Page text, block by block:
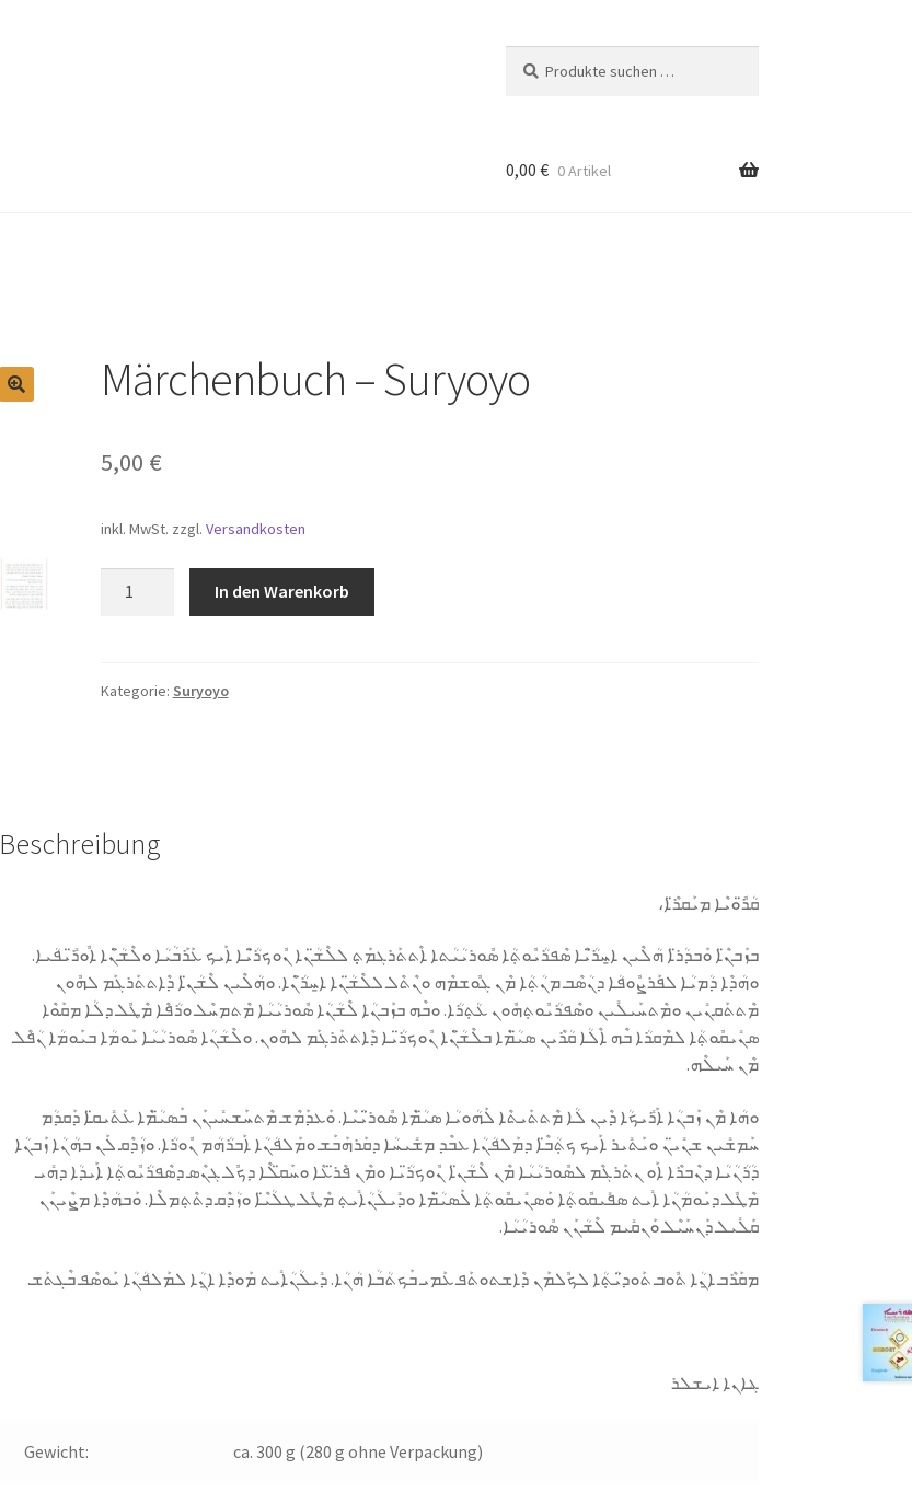
nach:
0,00 € 0 Artikel
Märchenbuch – Suryoyo
5,00 €
inkl. MwSt. zzgl. Versandkosten
In den Warenkorb
Kategorie: Suryoyo
Beschreibung
ܩܳܪ̈ܽܘܝܶܐ ܡܝܰܩܪ̈ܶܐ،
ܒܙܰܒܢ̈ܶܐ ܘܰܒܕܳܪ̈ܐ ܗܳܠܶܝܢ ܐ̱ܚܪ̈ܳܝܶܐ ܣܶܦܪܳܝܽܘܬܼܳܐ ܣܽܘܪܝܳܝܳܬܐ ܐܶܬܬܰܪܓܡܰܬܼ݀ ܠܠܶܫ̈ܳܢܐ ܢܽܘܟܪ̈ܳܝܶܐ ܐܰܝܟ ܥܰܪܰܒܳܝܳܐ ܘܠܶܫ̈ܳܢܶܐ ܐܽܘܪ̈ܺܝܦܳܝܐ.
ܘܗܳܕܶܐ ܕܳܡܝܳܐ ܠܦܰܪܨܽܘܦܳܐ ܕܢܳܣܶܒ ܡܢܳܬܼܳܐ ܡܶܢ ܓܽܘܫܡܶܗ ܘܢܶܬܶܠ ܠܠܶܫ̈ܳܢܐ ܐ̱ܚܪ̈ܳܢܶܐ. ܘܗܳܠܶܝܢ ܠܶܫܳܢ̈ܐ ܕܶܐܬܬܰܪܓܰܡ ܠܗܽܘܢ
ܡܶܬܬܰܩܢܺܝܢ ܘܡܶܬܚܰܝܠܺܝܢ ܘܣܶܦܪܳܝܽܘܬܼܗܽܘܢ ܥܳܬܼܪܳܐ. ܘܒܶܗ ܒܙܰܒܢܳܐ ܠܶܫܳܢܳܐ ܣܽܘܪܝܳܝܳܐ ܡܶܬܡܚܶܠ ܘܪܳܦܶܐ ܡܶܛܽܠ ܕܠܳܐ ܡܩܰܘܶܐ
ܣܢܺܝܩܽܘܬܼܳܐ ܠܡܶܩܪܳܐ ܒܶܗ ܐܶܠܳܐ ܩܳܪܶܝܢ ܣܝ̈ܳܡܶܐ ܒܠܶܫ̈ܳܢܶܐ ܢܽܘܟܪ̈ܳܝܐ ܕܶܐܬܬܰܪܓܰܡ ܠܗܽܘܢ. ܘܠܶܫܳܢܳܐ ܣܽܘܪܝܳܝܳܐ ܝܰܘܡܳܐ ܒܝܰܘܡܳܐ ܢܳܦܶܠ
ܡܶܢ ܚܰܝܠܶܗ.
ܘܗܳܐ ܡܶܢ ܙܰܒܢܳܐ ܐܰܪܺܝܟܳܐ ܕܶܝܢ ܠܳܐ ܡܶܬܬܰܝܬܶܐ ܠܰܗܳܘܝܳܐ ܣܝ̈ܳܡܶܐ ܣܽܘܪ̈ܝܳܝܶܐ. ܘܰܥܕܰܡܶܫ ܡܶܬܚܰܫܚܺܝܢܰܢ ܒܰܣܝ̈ܳܡܶܐ ܥܰܬܺܝܩ̈ܐ ܕܰܩܕܳܡ
ܚܰܡܫܺܝܢ ܫܢܺܝ̈ܢ ܘܝܰܬܺܝܪ ܐܰܝܟ ܟܬܼܳܒ̈ܶܐ ܕܡܰܠܦܳܢܳܐ ܥܒܶܕ ܡܫܺܝܚܳܐ ܕܩܰܪܗܰܒܰܫ ܘܡܰܠܦܳܢܳܐ ܐܰܒܪܳܗܳܡ ܢܽܘܪܳܐ. ܘܙܳܕܶܩ ܠܰܢ ܒܗܳܢܳܐ ܙܰܒܢܳܐ
ܕܳܪܳܢܳܝܳܐ ܕܢܶܒܪܶܐ ܐܰܘ ܢܬܰܪܓܶܡ ܠܣܽܘܪܝܳܝܳܐ ܡܶܢ ܠܶܫܳܢ̈ܐ ܢܽܘܟܪ̈ܳܝܐ ܘܡܶܢ ܦܶܪ̈ܥܶܐ ܘܚܰܩ̈ܠܶܐ ܕܟܽܠ ܓܢܶܣ ܕܣܶܦܪܳܝܽܘܬܼܳܐ ܐܰܝܕܳܐ ܕܗܺܝ.
ܡܶܛܽܠ ܕܝܰܘܡܳܢܳܐ ܐܺܝܬ ܣܦܺܝܩܽܘܬܼܳܐ ܘܰܣܢܺܝܩܽܘܬܼܳܐ ܠܰܣܝ̈ܳܡܶܐ ܘܕܺܝܠܳܢܳܐܺܝܬܼ ܡܶܛܽܠ ܛܠܳܝ̈ܶܐ ܘܙܳܕܶܩ ܕܬܶܬܼܡܠܶܐ. ܘܰܒܗܳܕܶܐ ܡܨܶܝܢܰܢ
ܩܰܠܺܝܠ ܕܰܢܚܰܝܶܠ ܘܰܢܩܺܝܡ ܠܶܫܳܢܰܢ ܣܽܘܪܝܳܝܳܐ.
ܡܩܰܪܶܒ ܐ̱ܢܳܐ ܬܽܘܒ ܬܰܘܕ̈ܝܳܬܼܳܐ ܠܟܽܠܡܰܢ ܕܶܐܫܬܘܬܰܦ ܥܰܡܝ ܒܰܟܬܳܒܳܐ ܗܳܢܳܐ. ܕܺܝܠܳܢܳܐܺܝܬ ܡܰܘܕܶܐ ܐ̱ܢܳܐ ܠܡܰܠܦܳܢܳܐ ܝܰܘܣܶܦ ܒܶܓܬܰܫ.
ܔܐܢܐ ܐܝܫܠܪ
Gewicht: ca. 300 g (280 g ohne Verpackung)